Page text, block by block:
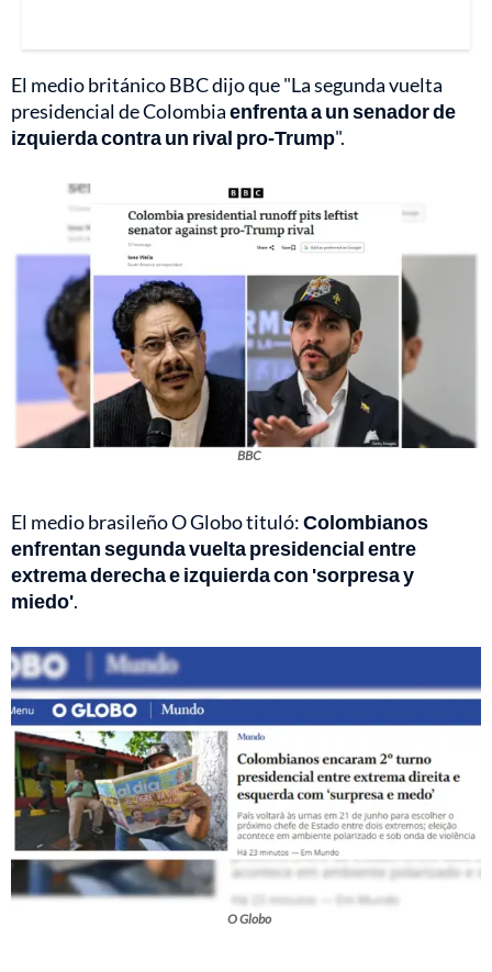
El medio británico BBC dijo que "La segunda vuelta
presidencial de Colombiaenfrenta a un senador de
izquierda contra un rival pro-Trump".
BBC
El medio brasileño O Globo tituló:Colombianos
enfrentan segunda vuelta presidencial entre
extrema derecha e izquierda con 'sorpresa y
miedo'.
O Globo